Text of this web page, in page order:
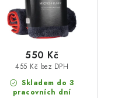
Skladem do 3
pracovních dní
455 Kč bez DPH
550 Kč